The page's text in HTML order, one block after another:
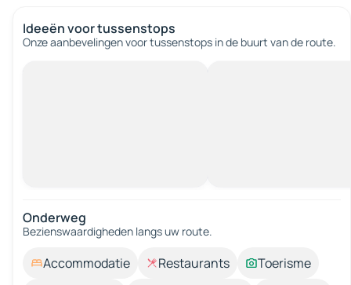
Ideeën voor tussenstops
Onze aanbevelingen voor tussenstops in de buurt van de route.
Onderweg
Bezienswaardigheden langs uw route.
Accommodatie Restaurants
Toerisme